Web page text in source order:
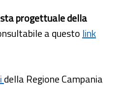
progettuale della
a questo link
della Regione Campania